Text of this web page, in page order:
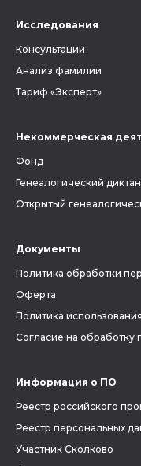
Исследования
Консультации
Анализ фамилии
Тариф «Эксперт»
Некоммерческая
Фонд
Генеалогический
Открытый
Документы
Политика обработки
Оферта
Политика
Согласие на обработку
Информация о ПО
Реестр российского
Реестр персональных
Участник Сколково